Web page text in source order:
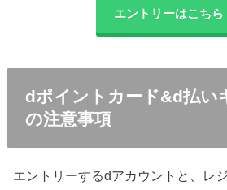
エントリーはこちら
dポイントカード&d払い
の注意事項
エントリーするdアカウントと、レ